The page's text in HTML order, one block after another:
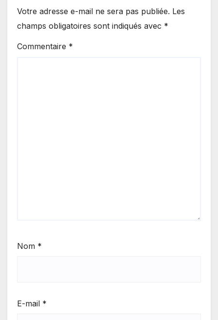
Votre adresse e-mail ne sera pas publiée. Les
champs obligatoires sont indiqués avec *
Commentaire *
Nom *
E-mail *